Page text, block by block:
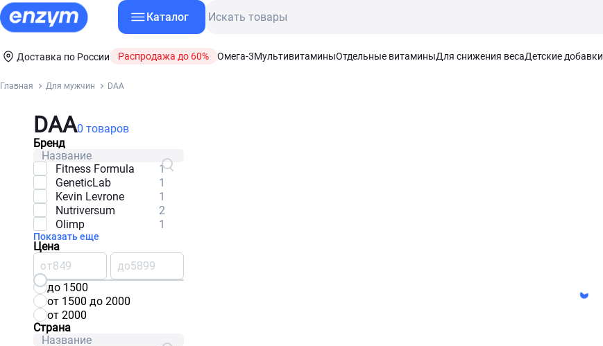
Каталог
Доставка по России Распродажа до 60% Омега-3МультивитаминыОтдельные витаминыДля снижения весаДетские добавки
Главная Для мужчин DAA
DAA0 товаров
Бренд
Fitness Formula
1
GeneticLab
1
Kevin Levrone
1
Nutriversum
2
Olimp
1
Показать еще
Цена
от
до
до 1500
от 1500 до 2000
от 2000
Страна